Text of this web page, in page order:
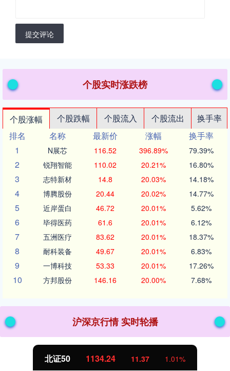
提交评论
个股实时涨跌榜
个股涨幅 个股跌幅 个股流入 个股流出
换手率
排名
名称 最新价 涨幅
换手率
1
N展芯 116.52 396.89% 79.39%
2 锐翔智能 110.02 20.21% 16.80%
3 志特新材 14.8 20.03% 14.18%
4 博腾股份 20.44 20.02% 14.77%
5 近岸蛋白 46.72 20.01% 5.62%
6 毕得医药 61.6 20.01% 6.12%
7 五洲医疗 83.62 20.01% 18.37%
8 耐科装备 49.67 20.01% 6.83%
9 一博科技 53.33 20.01% 17.26%
10 方邦股份 146.16 20.00% 7.68%
沪深京行情 实时轮播
北证50 1134.24 11.37 1.01%